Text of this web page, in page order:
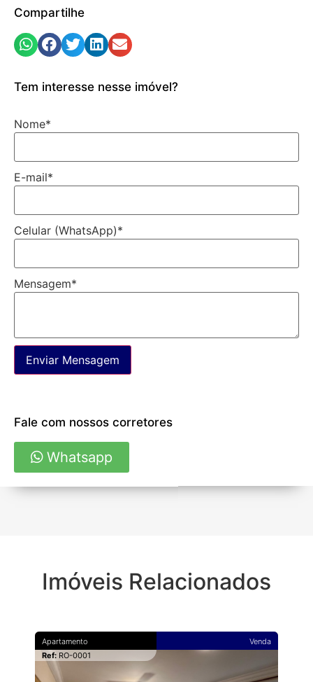
Compartilhe
Tem interesse nesse imóvel?
Nome*
E-mail*
Celular (WhatsApp)*
Mensagem*
Enviar Mensagem
Fale com nossos corretores
Whatsapp
Imóveis Relacionados
Venda
Apartamento
Ref: RO-0001